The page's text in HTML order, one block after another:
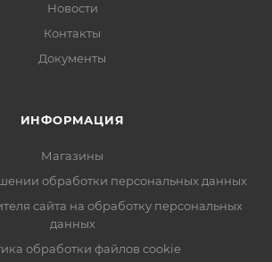
Новости
Контакты
Документы
ИНФОРМАЦИЯ
Магазины
обработки персональных данных
сайта на обработку персональных
данных
обработки файлов cookie